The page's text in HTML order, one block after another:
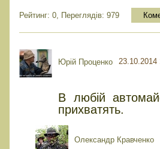
Рейтинг: 0, Переглядів: 979
Юрiй Проценко 23.10.2014
В любій
прихватять.
Олександр Кравченко